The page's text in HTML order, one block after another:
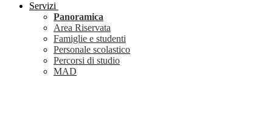
Servizi
Panoramica
Area Riservata
Famiglie e studenti
Personale scolastico
Percorsi di studio
MAD